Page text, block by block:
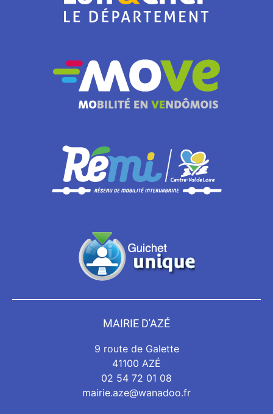
MAIRIE D'AZÉ
9 route de Galette
41100 AZÉ
02 54 72 01 08
mairie.aze@wanadoo.fr